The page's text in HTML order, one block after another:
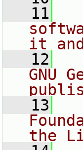
   11
it
   12
GNU
   13
the